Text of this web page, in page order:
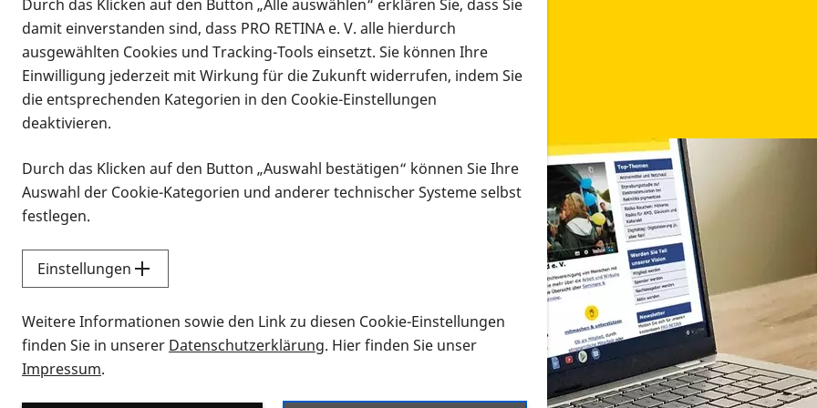
Infomaterial
Infomaterial
Vorlesen
Alle Infomaterialien in verschiedenen Formaten an
Sie möchten wissen, wie Sie nach Infonmaterial suchen und dieses bestellen bzw. herunterladen
Durch das Klicken auf den Button „Alle auswählen“ erklären Sie, dass Sie
damit einverstanden sind, dass PRO RETINA e. V. alle hierdurch
ausgewählten Cookies und Tracking-Tools einsetzt. Sie können Ihre
Einwilligung jederzeit mit Wirkung für die Zukunft widerrufen, indem Sie
die entsprechenden Kategorien in den Cookie-Einstellungen
deaktivieren.
Durch das Klicken auf den Button „Auswahl bestätigen“ können Sie Ihre
Auswahl der Cookie-Kategorien und anderer technischer Systeme selbst
festlegen.
Einstellungen
Weitere Informationen sowie den Link zu diesen Cookie-Einstellungen
finden Sie in unserer Datenschutzerklärung. Hier finden Sie unser
Impressum.